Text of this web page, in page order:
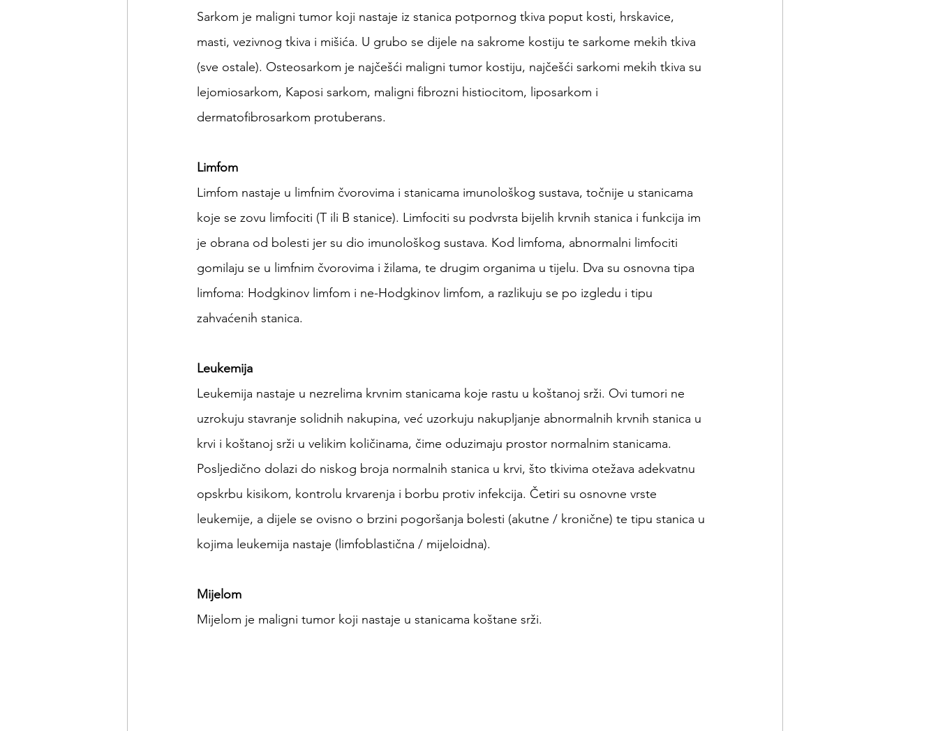
Sarkom je maligni tumor koji nastaje iz stanica potpornog tkiva poput kosti, hrskavice,
masti, vezivnog tkiva i mišića. U grubo se dijele na sakrome kostiju te sarkome mekih tkiva
(sve ostale). Osteosarkom je najčešći maligni tumor kostiju, najčešći sarkomi mekih tkiva su
lejomiosarkom, Kaposi sarkom, maligni fibrozni histiocitom, liposarkom i
dermatofibrosarkom protuberans.
Limfom
Limfom nastaje u limfnim čvorovima i stanicama imunološkog sustava, točnije u stanicama
koje se zovu limfociti (T ili B stanice). Limfociti su podvrsta bijelih krvnih stanica i funkcija im
je obrana od bolesti jer su dio imunološkog sustava. Kod limfoma, abnormalni limfociti
gomilaju se u limfnim čvorovima i žilama, te drugim organima u tijelu. Dva su osnovna tipa
limfoma: Hodgkinov limfom i ne-Hodgkinov limfom, a razlikuju se po izgledu i tipu
zahvaćenih stanica.
Leukemija
Leukemija nastaje u nezrelima krvnim stanicama koje rastu u koštanoj srži. Ovi tumori ne
uzrokuju stavranje solidnih nakupina, već uzorkuju nakupljanje abnormalnih krvnih stanica u
krvi i koštanoj srži u velikim količinama, čime oduzimaju prostor normalnim stanicama.
Posljedično dolazi do niskog broja normalnih stanica u krvi, što tkivima otežava adekvatnu
opskrbu kisikom, kontrolu krvarenja i borbu protiv infekcija. Četiri su osnovne vrste
leukemije, a dijele se ovisno o brzini pogoršanja bolesti (akutne / kronične) te tipu stanica u
kojima leukemija nastaje (limfoblastična / mijeloidna).
Mijelom
Mijelom je maligni tumor koji nastaje u stanicama koštane srži.